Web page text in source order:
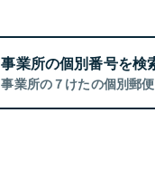
事業所の個別番号を検
事業所の７けたの個別郵